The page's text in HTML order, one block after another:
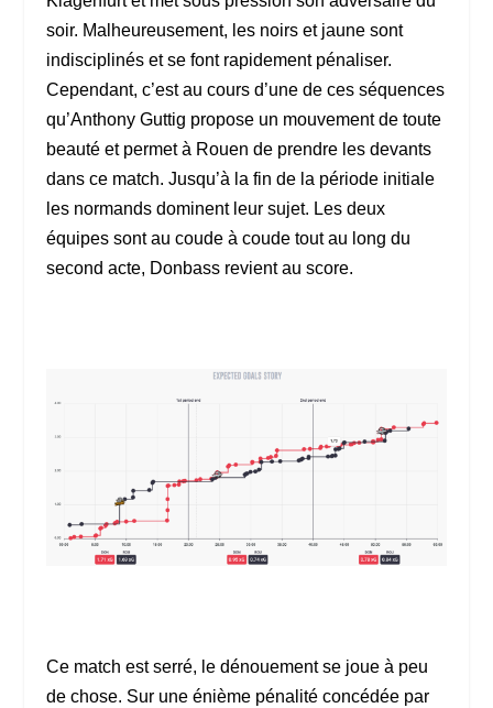
soir. Malheureusement, les noirs et jaune sont
indisciplinés et se font rapidement pénaliser.
Cependant, c’est au cours d’une de ces séquences
qu’Anthony Guttig propose un mouvement de toute
beauté et permet à Rouen de prendre les devants
dans ce match. Jusqu’à la fin de la période initiale
les normands dominent leur sujet. Les deux
équipes sont au coude à coude tout au long du
second acte, Donbass revient au score.
Ce match est serré, le dénouement se joue à peu
de chose. Sur une énième pénalité concédée par